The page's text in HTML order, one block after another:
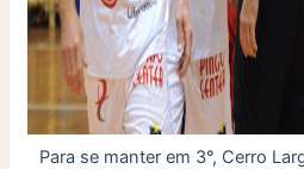
Para se manter em 3°, Cerro